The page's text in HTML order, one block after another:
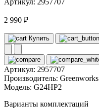
Артикул: 2957707
2 990 ₽
Купить
Артикул: 2957707
Производитель: Greenworks
Модель: G24HP2
Варианты комплектаций